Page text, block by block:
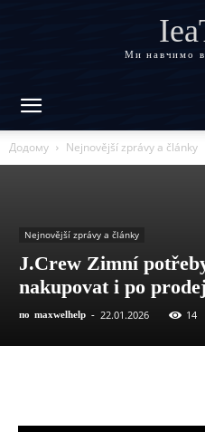
Ми навчимо
Додому Nejnovější zprávy a články
Nejnovější zprávy a články
J.Crew Zimní
nakupovat i po
по maxwelhelp - 22.01.2026 14